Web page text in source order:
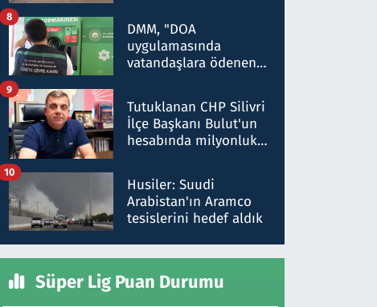
DMM, "DOA
uygulamasında
vatandaşlara ödenen
düşürüldüğü" iddiasını
yalanladı
8
Tutuklanan CHP Silivri
İlçe Başkanı Bulut'un
hesabında milyonluk
talimat verdi, ben
gönderdim
9
Husiler: Suudi
Arabistan'ın Aramco
tesislerini hedef aldık
10
Süper Lig Puan Durumu